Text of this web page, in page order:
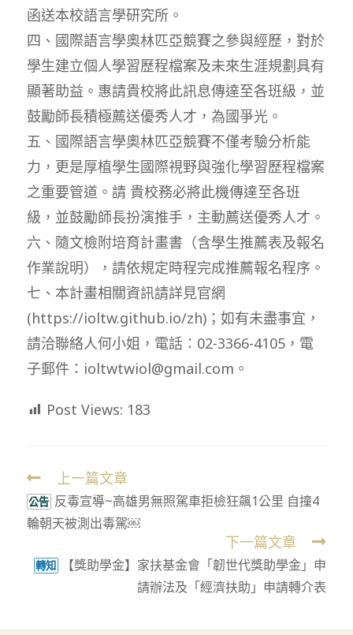
函送本校語言學研究所。
四、國際語言學奧林匹亞競賽之參與經歷，對於
學生建立個人學習歷程檔案及未來生涯規劃具有
顯著助益。惠請貴校將此訊息傳達至各班級，並
鼓勵師長積極薦送優秀人才，為國爭光。
五、國際語言學奧林匹亞競賽不僅考驗分析能
力，更是厚植學生國際視野與強化學習歷程檔案
之重要管道。請 貴校務必將此機傳達至各班
級，並鼓勵師長扮演推手，主動薦送優秀人才。
六、隨文檢附培育計畫書（含學生推薦表及報名
作業說明），請依規定時程完成推薦報名程序。
七、本計畫相關資訊請詳見官網
(https://ioltw.github.io/zh)；如有未盡事宜，
請洽聯絡人何小姐，電話：02-3366-4105，電
子郵件：ioltwtwiol@gmail.com。
Post Views: 183
Read
more
articles
上一篇文章
公告 反毒宣導~高雄男無照駕車拒檢狂飆1公里 自撞4
輪朝天被測出毒駕￼
下一篇文章
轉知
【獎助學金】家扶基金會「韌世代獎助學金」申
請辦法及「經濟扶助」申請轉介表